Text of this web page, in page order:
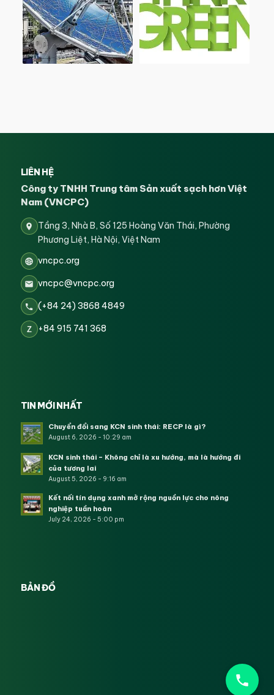
LIÊN HỆ
Công ty TNHH Trung tâm Sản xuất sạch hơn Việt
Nam (VNCPC)
Tầng 3, Nhà B, Số 125 Hoàng Văn Thái, Phường
Phương Liệt, Hà Nội, Việt Nam
vncpc.org
vncpc@vncpc.org
(+84 24) 3868 4849
Z +84 915 741 368
TIN MỚI NHẤT
Chuyển đổi sang KCN sinh thái: RECP là gì?
August 6, 2026 - 10:29 am
KCN sinh thái – Không chỉ là xu hướng, mà là hướng đi
của tương lai
August 5, 2026 - 9:16 am
Kết nối tín dụng xanh mở rộng nguồn lực cho nông
nghiệp tuần hoàn
July 24, 2026 - 5:00 pm
BẢN ĐỒ